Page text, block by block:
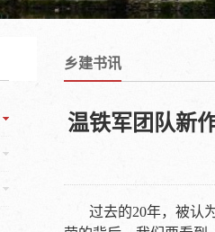
乡建书讯
温铁军团队新
过去的20年，被认